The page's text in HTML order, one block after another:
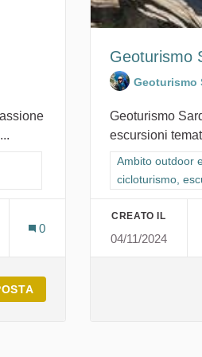
attivo (ecoturismo, cicloturismo,
EXPERIENCE
0
VIVISARDINIA OUTDOOR
Geoturismo
Geoturismo
Geoturismo
escursioni
Filtra i risultati
Ambito outdoor
cicloturismo,
CREATO IL
04/11/2024